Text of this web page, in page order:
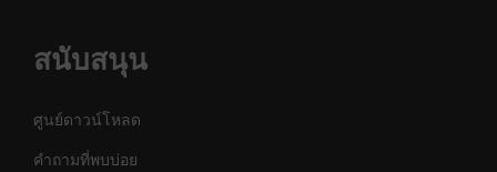
สนับสนุน
ศูนย์ดาวน์โหลด
คำถามที่พบบ่อย